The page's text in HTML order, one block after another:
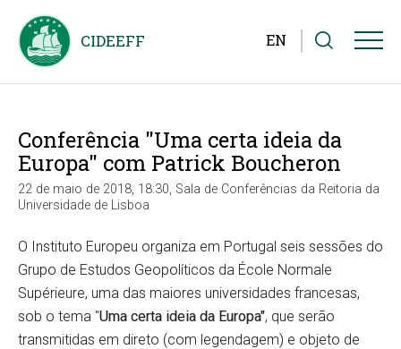
EN
Conferência "Uma certa ideia da
Europa" com Patrick Boucheron
22 de maio de 2018, 18:30, Sala de Conferências da Reitoria da
Universidade de Lisboa
O Instituto Europeu organiza em Portugal seis sessões do
Grupo de Estudos Geopolíticos da École Normale
Supérieure, uma das maiores universidades francesas,
sob o tema "Uma certa ideia da Europa", que serão
transmitidas em direto (com legendagem) e objeto de